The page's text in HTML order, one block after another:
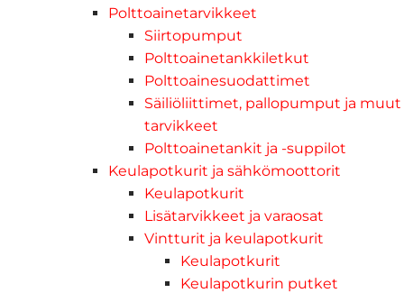
Polttoainetarvikkeet
Siirtopumput
Polttoainetankkiletkut
Polttoainesuodattimet
Säiliöliittimet, pallopumput ja muut
tarvikkeet
Polttoainetankit ja -suppilot
Keulapotkurit ja sähkömoottorit
Keulapotkurit
Lisätarvikkeet ja varaosat
Vintturit ja keulapotkurit
Keulapotkurit
Keulapotkurin putket